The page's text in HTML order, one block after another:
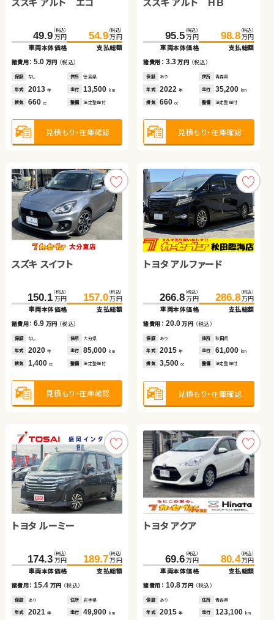
49.9 （税込）
万円
車両本体価格
54.9 （税込）
万円
支払総額
諸費用：5.0 万円 （税込）
保証 なし 住所 徳島県
年式 2013 年 走行 13,500 km
排気 660 cc 整備 法定整備付
見積もり・在庫確認
95.5 （税込）
万円
車両本体価格
98.8 （税込）
万円
支払総額
諸費用： 3.3万円 （税込）
保証 あり 住所 青森県
年式 2022年 走行 35,200 km
排気 660cc 整備 法定整備付
見積もり・在庫確認
スズキ スイフト
150.1 （税込）
万円
車両本体価格
157.0 （税込）
万円
支払総額
諸費用：6.9 万円 （税込）
保証 なし 住所 大分県
年式 2020 年 走行 85,000 km
排気 1,400 cc 整備 法定整備付
見積もり・在庫確認
トヨタ アルファード
266.8 （税込）
万円
車両本体価格
286.8 （税込）
万円
支払総額
諸費用： 20.0万円 （税込）
保証 あり 住所 秋田県
年式 2015年 走行 61,000 km
排気 3,500cc 整備 法定整備付
見積もり・在庫確認
トヨタ ルーミー
174.3 （税込）
万円
車両本体価格
189.7 （税込）
万円
支払総額
諸費用：15.4 万円 （税込）
保証 あり 住所 岩手県
年式 2021 年 走行 49,900 km
トヨタ アクア
69.6 （税込）
万円
車両本体価格
80.4 （税込）
万円
支払総額
諸費用： 10.8万円 （税込）
保証 あり 住所 青森県
年式 2015年 走行 123,100 km
110.6 （税込）
万円
車両本体価格
119.9 （税込）
万円
支払総額
諸費用：9.3 万円 （税込）
保証 あり 住所 岩手県
年式 2020 年 走行 67,900 km
排気 660 cc 整備 法定整備付
見積もり・在庫確認
123.4 （税込）
万円
車両本体価格
127.7 （税込）
万円
支払総額
諸費用： 4.3万円 （税込）
保証 なし 住所 岡山県
年式 2021年 走行 38,900 km
排気 660cc 整備 なし
見積もり・在庫確認
スバル フォレスター ハイ
206.1 （税込）
万円
車両本体価格
219.9 （税込）
万円
支払総額
諸費用：13.8万円（税込）
保証 あり 住所 岩手県
年式 2018 年 走行 68,400 km
排気 2,000 cc 整備 法定整備付
見積もり・在庫確認
ホンダ フィット ハイブリ
100.0 （税込）
万円
車両本体価格
115.9 （税込）
万円
支払総額
諸費用： 15.9万円 （税込）
保証 あり 住所 岩手県
年式 2018年 走行 83,000 km
排気 1,500cc 整備 法定整備付
見積もり・在庫確認
トヨタ ヴォクシー
199.0 （税込）
万円
車両本体価格
204.4 （税込）
万円
支払総額
諸費用：5.4万円（税込）
保証 あり 住所 北海道
年式 2014 年 走行 68,200 km
スズキ スイフト
79.8 （税込）
万円
車両本体価格
92.9 （税込）
万円
支払総額
諸費用： 13.1万円 （税込）
保証 あり 住所 鹿児島県
年式 2017年 走行 57,400km
168.9 （税込）
万円
車両本体価格
182.8 （税込）
万円
支払総額
諸費用：13.9万円（税込）
保証 あり 住所 埼玉県
年式 2016 年 走行 33,500 km
排気 1,800 整備 法定整備付
見積もり・在庫確認
ダイハツ タント
141.9 （税込）
万円
車両本体価格
147.4 （税込）
万円
支払総額
諸費用： 5.5万円 （税込）
保証 あり 住所 青森県
年式 2020年 走行 34,300 km
排気 660cc 整備 法定整備付
見積もり・在庫確認
トヨタ ノア
83.7 万円
車両本体価格
99.4万円
支払総額
諸費用： 15.7万円（税込）
2016 117,300
2,000
見積もり・在庫確認
日産 エクストレイル
168.0 （税込）
万円
車両本体価格
180.0 （税込）
万円
支払総額
諸費用： 12.0万円 （税込）
保証 あり 住所 岡山県
年式 2020年 走行 47,100 km
排気 2,000cc 整備 法定整備付
見積もり・在庫確認
トヨタ ヴェルファイア
419.7 （税込）
万円
車両本体価格
427.2 （税込）
万円
支払総額
諸費用：7.5万円（税込）
保証 なし 住所 岡山県
年式 2019 年 走行 9,400km
トヨタ アクア
148.2 （税込）
万円
車両本体価格
159.7 （税込）
万円
支払総額
諸費用： 11.5万円 （税込）
保証 なし 住所 岡山県
年式 2017年 走行 50,200km